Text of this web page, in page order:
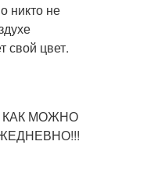
никто не
свой цвет.
МОЖНО